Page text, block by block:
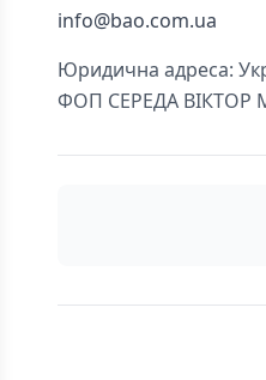
info@bao.com.ua
Юридична адреса:
ФОП СЕРЕДА ВІКТОР